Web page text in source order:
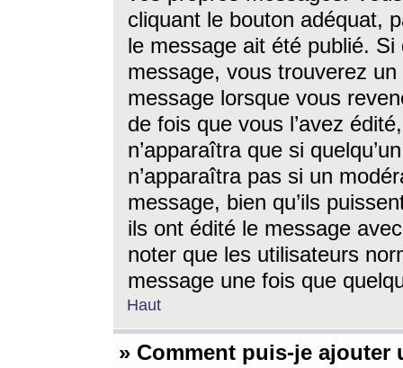
cliquant le bouton adéquat,
le message ait été publié. Si
message, vous trouverez
message lorsque vous
de fois que vous l’avez
n’apparaîtra que si
n’apparaîtra pas si un
message, bien qu’ils
ils ont édité le message
noter que les utilisateurs
message une fois que
Haut
» Comment puis-je ajouter